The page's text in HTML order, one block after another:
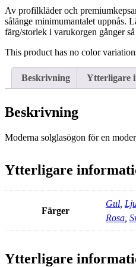
Av profilkläder och
sålänge minimumantalet uppnås.
färg/storlek i varukorgen gånger
This product has no color
Beskrivning Ytterligare
Beskrivning
Moderna solglasögon för en
Ytterligare
Färger
Gul
Rosa
Ytterligare